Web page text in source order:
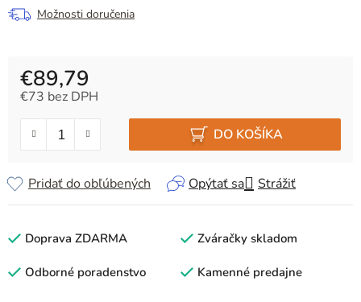
Možnosti doručenia
€89,79
€73 bez DPH
DO KOŠÍKA
Opýtať sa Strážiť
Pridať do obľúbených
Doprava ZDARMA Zváračky skladom
Odborné poradenstvo Kamenné predajne